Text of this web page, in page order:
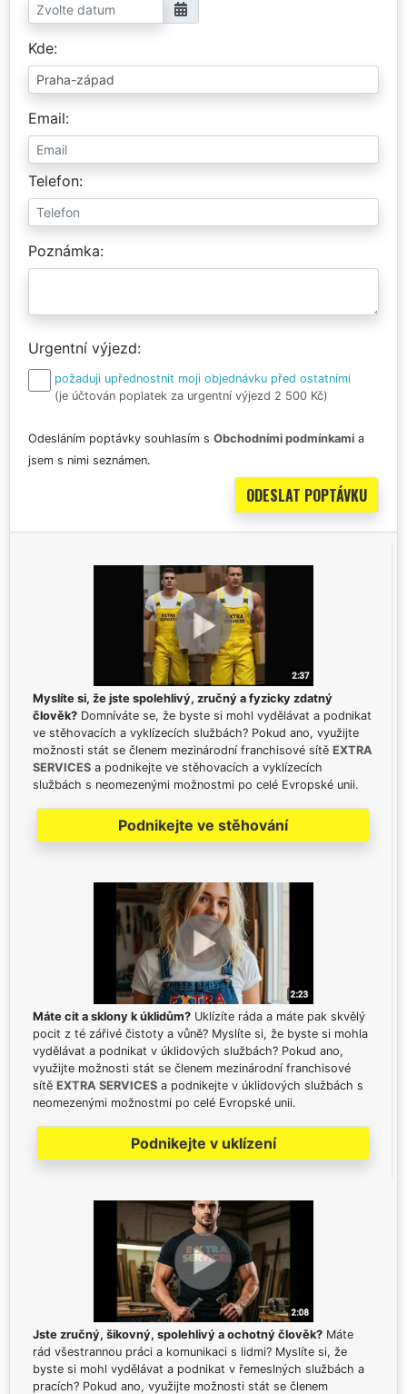
Kde
Email
Telefon
Poznámka
Urgentní výjezd
požaduji upřednostnit moji objednávku před ostatními
(je účtován poplatek za urgentní výjezd 2 500 Kč)
Odesláním poptávky souhlasím s Obchodními podmínkami a
jsem s nimi seznámen.
Myslíte si, že jste spolehlivý, zručný a fyzicky zdatný
člověk? Domníváte se, že byste si mohl vydělávat a podnikat
ve stěhovacích a vyklízecích službách? Pokud ano, využijte
možnosti stát se členem mezinárodní franchisové sítě EXTRA
SERVICES a podnikejte ve stěhovacích a vyklízecích
službách s neomezenými možnostmi po celé Evropské unii.
Podnikejte ve stěhování
Máte cit a sklony k úklidům? Uklízíte ráda a máte pak skvělý
pocit z té zářivé čistoty a vůně? Myslíte si, že byste si mohla
vydělávat a podnikat v úklidových službách? Pokud ano,
využijte možnosti stát se členem mezinárodní franchisové
sítě EXTRA SERVICES a podnikejte v úklidových službách s
neomezenými možnostmi po celé Evropské unii.
Podnikejte v uklízení
Jste zručný, šikovný, spolehlivý a ochotný člověk? Máte
rád všestrannou práci a komunikaci s lidmi? Myslíte si, že
byste si mohl vydělávat a podnikat v řemeslných službách a
pracích? Pokud ano, využijte možnosti stát se členem